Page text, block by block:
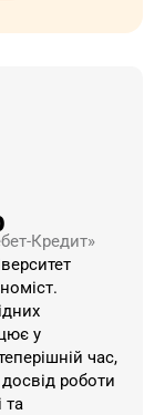
Кредит»
у
час,
роботи
та